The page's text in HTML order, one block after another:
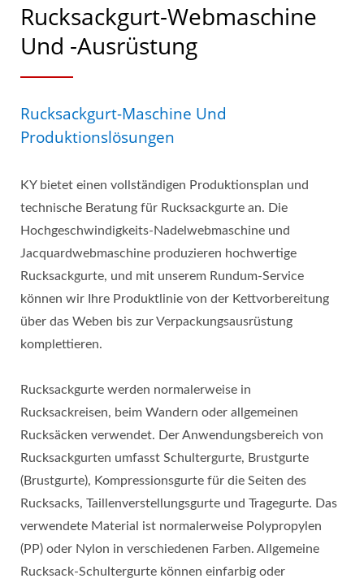
Rucksackgurt-Webmaschine
Und -Ausrüstung
Rucksackgurt-Maschine Und
Produktionslösungen
KY bietet einen vollständigen Produktionsplan und
technische Beratung für Rucksackgurte an. Die
Hochgeschwindigkeits-Nadelwebmaschine und
Jacquardwebmaschine produzieren hochwertige
Rucksackgurte, und mit unserem Rundum-Service
können wir Ihre Produktlinie von der Kettvorbereitung
über das Weben bis zur Verpackungsausrüstung
komplettieren.
Rucksackgurte werden normalerweise in
Rucksackreisen, beim Wandern oder allgemeinen
Rucksäcken verwendet. Der Anwendungsbereich von
Rucksackgurten umfasst Schultergurte, Brustgurte
(Brustgurte), Kompressionsgurte für die Seiten des
Rucksacks, Taillenverstellungsgurte und Tragegurte. Das
verwendete Material ist normalerweise Polypropylen
(PP) oder Nylon in verschiedenen Farben. Allgemeine
Rucksack-Schultergurte können einfarbig oder